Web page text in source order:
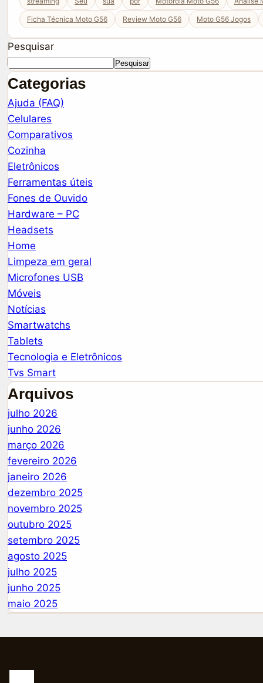
Ficha Técnica Moto G56 Review Moto G56 Moto G56 Jogos
Pesquisar
Pesquisar
Categorias
Ajuda (FAQ)
Celulares
Comparativos
Cozinha
Eletrônicos
Ferramentas úteis
Fones de Ouvido
Hardware – PC
Headsets
Home
Limpeza em geral
Microfones USB
Móveis
Notícias
Smartwatchs
Tablets
Tecnologia e Eletrônicos
Tvs Smart
Arquivos
julho 2026
junho 2026
março 2026
fevereiro 2026
janeiro 2026
dezembro 2025
novembro 2025
outubro 2025
setembro 2025
agosto 2025
julho 2025
junho 2025
maio 2025